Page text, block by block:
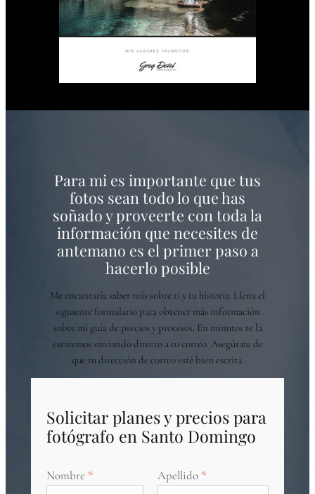
Para mi es importante que tus
fotos sean todo lo que has
soñado y proveerte con toda la
información que necesites de
antemano es el primer paso a
hacerlo posible
Me encantaría saber más sobre ti y tu historia. Llena el
siguiente formulario para obtener más información
sobre mi guía de precios y procesos. En minutos te la
estaremos enviando directo a tu correo. Asegúrate de
que tu dirección de correo esté bien escrita.
Solicitar planes y precios para
fotógrafo en Santo Domingo
Nombre Apellido